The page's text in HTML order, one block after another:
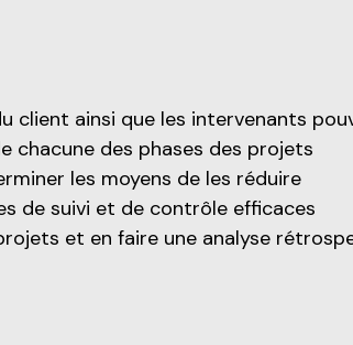
client ainsi que les intervenants
chacune des phases des projets
les moyens de les réduire
de suivi et de contrôle efficaces
et en faire une analyse